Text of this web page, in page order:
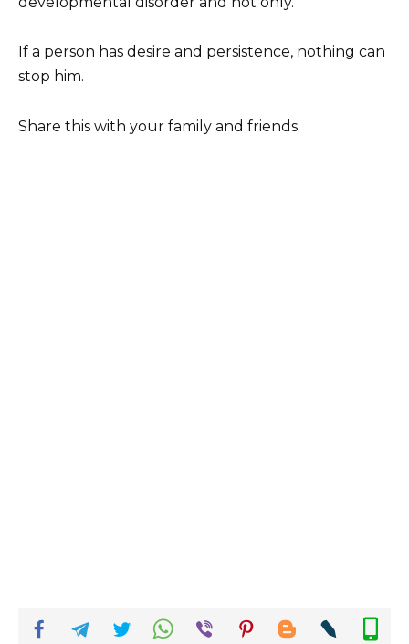
If a person has desire and persistence, nothing can
stop him.
Share this with your family and friends.